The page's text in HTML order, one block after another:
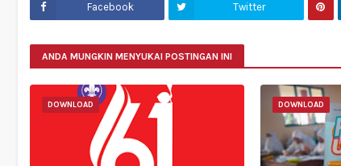
Facebook Twitter
ANDA MUNGKIN MENYUKAI POSTINGAN INI
DOWNLOAD DOWNLOAD